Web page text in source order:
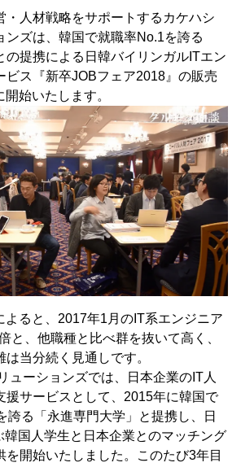
・人材戦略をサポートするカケハシ
ンズは、韓国で就職率No.1を誇る
の提携による日韓バイリンガルITエン
ビス『新卒JOBフェア2018』の販売
始いたします。
よると、2017年1月のIT系エンジニア
と、他職種と比べ群を抜いて高く、
当分続く見通しです。
ューションズでは、日本企業のIT人
援サービスとして、2015年に韓国で
誇る「永進専門大学」と提携し、日
韓国人学生と日本企業とのマッチング
を開始いたしました。このたび3年目